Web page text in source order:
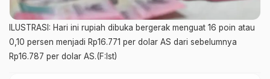
ILUSTRASI: Hari ini rupiah dibuka bergerak menguat 16 poin atau
0,10 persen menjadi Rp16.771 per dolar AS dari sebelumnya
Rp16.787 per dolar AS.(F:Ist)